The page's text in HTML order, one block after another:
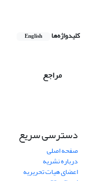
کلیدواژه‌ها English
مراجع
دسترسی سریع
صفحه اصلی
درباره نشریه
اعضای هیات تحریریه